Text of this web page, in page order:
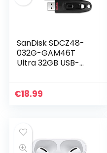
SanDisk SDCZ48-
032G-GAM46T
Ultra 32GB USB-
Zwart
€18.99